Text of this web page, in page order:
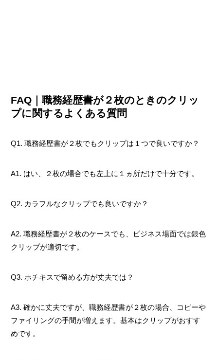
FAQ｜職務経歴書が２枚のときのクリッ
プに関するよくある質問
Q1. 職務経歴書が２枚でもクリップは１つで良いですか？
A1. はい、２枚の場合でも左上に１ヵ所だけで十分です。
Q2. カラフルなクリップでも良いですか？
A2. 職務経歴書が２枚のケースでも、ビジネス場面では銀色
クリップが適切です。
Q3. ホチキスで留める方が丈夫では？
A3. 確かに丈夫ですが、職務経歴書が２枚の場合、コピーや
ファイリングの手間が増えます。基本はクリップがおすす
めです。